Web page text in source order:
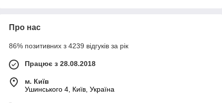
Про нас
86% позитивних з 4239 відгуків за рік
Працює з 28.08.2018
м. Київ
Ушинського 4, Київ, Україна